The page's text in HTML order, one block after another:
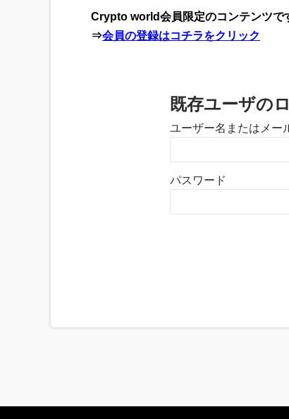
Crypto world会員限定のコンテンツで
⇒会員の登録はコチラをクリック
既存ユーザの
ユーザー名またはメー
パスワード